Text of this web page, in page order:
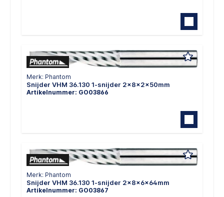
Merk: Phantom
Snijder VHM 36.130 1-snijder 2x8x2x50mm
Artikelnummer: GO03866
Merk: Phantom
Snijder VHM 36.130 1-snijder 2x8x6x64mm
Artikelnummer: GO03867